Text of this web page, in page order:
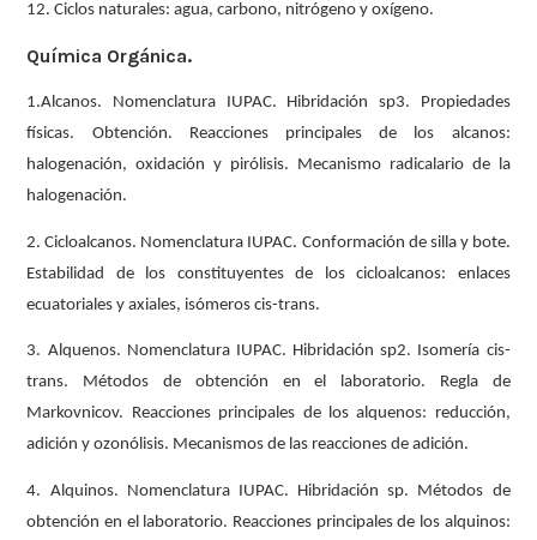
12. Ciclos naturales: agua, carbono, nitrógeno y oxígeno.
Química Orgánica.
1.Alcanos. Nomenclatura IUPAC. Hibridación sp3. Propiedades
físicas. Obtención. Reacciones principales de los alcanos:
halogenación, oxidación y pirólisis. Mecanismo radicalario de la
halogenación.
2. Cicloalcanos. Nomenclatura IUPAC. Conformación de silla y bote.
Estabilidad de los constituyentes de los cicloalcanos: enlaces
ecuatoriales y axiales, isómeros cis-trans.
3. Alquenos. Nomenclatura IUPAC. Hibridación sp2. Isomería cis-
trans. Métodos de obtención en el laboratorio. Regla de
Markovnicov. Reacciones principales de los alquenos: reducción,
adición y ozonólisis. Mecanismos de las reacciones de adición.
4. Alquinos. Nomenclatura IUPAC. Hibridación sp. Métodos de
obtención en el laboratorio. Reacciones principales de los alquinos: